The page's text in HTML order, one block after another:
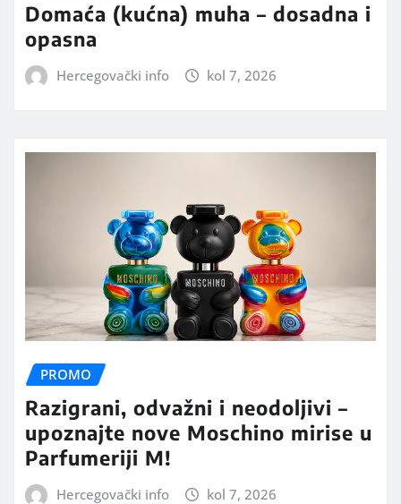
Domaća (kućna) muha – dosadna i
opasna
Hercegovački info kol 7, 2026
PROMO
Razigrani, odvažni i neodoljivi –
upoznajte nove Moschino mirise u
Parfumeriji M!
Hercegovački info kol 7, 2026